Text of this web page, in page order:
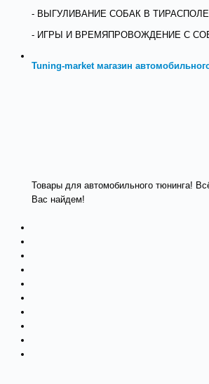
- ВЫГУЛИВАНИЕ СОБАК В ТИРАСПОЛЕ
- ИГРЫ И ВРЕМЯПРОВОЖДЕНИЕ С
Tuning-market магазин
Товары для автомобильного тюнинга!
Вас найдем!